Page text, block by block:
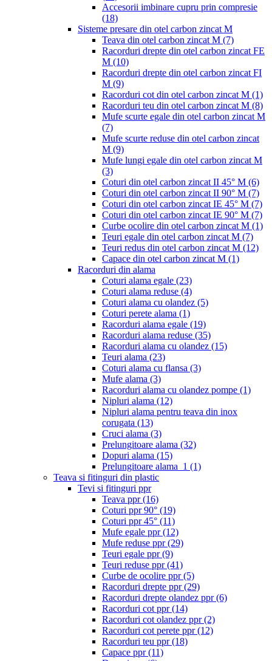
Accesorii imbinare cupru prin compresie
(18)
Sisteme presare din otel carbon zincat M
Teava din otel carbon zincat M (7)
Racorduri drepte din otel carbon zincat FE
M (10)
Racorduri drepte din otel carbon zincat FI
M (9)
Racorduri cot din otel carbon zincat M (1)
Racorduri teu din otel carbon zincat M (8)
Mufe scurte egale din otel carbon zincat M
(7)
Mufe scurte reduse din otel carbon zincat
M (9)
Mufe lungi egale din otel carbon zincat M
(3)
Coturi din otel carbon zincat II 45° M (6)
Coturi din otel carbon zincat II 90° M (7)
Coturi din otel carbon zincat IE 45° M (7)
Coturi din otel carbon zincat IE 90° M (7)
Curbe ocolire din otel carbon zincat M (1)
Teuri egale din otel carbon zincat M (7)
Teuri redus din otel carbon zincat M (12)
Capace din otel carbon zincat M (1)
Racorduri din alama
Coturi alama egale (23)
Coturi alama reduse (4)
Coturi alama cu olandez (5)
Coturi perete alama (1)
Racorduri alama egale (19)
Racorduri alama reduse (35)
Racorduri alama cu olandez (15)
Teuri alama (23)
Coturi alama cu flansa (3)
Mufe alama (3)
Racorduri alama cu olandez pompe (1)
Nipluri alama (12)
Nipluri alama pentru teava din inox
corugata (13)
Cruci alama (3)
Prelungitoare alama (32)
Dopuri alama (15)
Prelungitoare alama_1 (1)
Teava si fitinguri din plastic
Tevi si fitinguri ppr
Teava ppr(16)
Coturi ppr 90° (19)
Coturi ppr 45° (11)
Mufe egale ppr(12)
Mufe reduse ppr(29)
Teuri egale ppr(9)
Teuri reduse ppr(41)
Curbe de ocolire ppr(5)
Racorduri drepte ppr(29)
Racorduri drepte olandez ppr(6)
Racorduri cot ppr(14)
Racorduri cot olandez ppr(2)
Racorduri cot perete ppr(12)
Racorduri teu ppr(18)
Capace ppr(11)